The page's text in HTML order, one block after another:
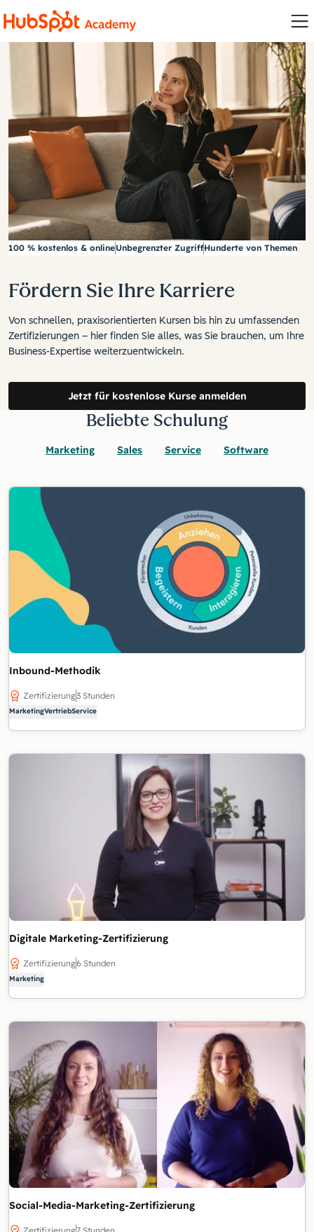
100 % kostenlos & onlineUnbegrenzter ZugriffHunderte von Themen
Fördern Sie Ihre Karriere
Von schnellen, praxisorientierten Kursen bis hin zu umfassenden
Zertifizierungen – hier finden Sie alles, was Sie brauchen, um Ihre
Business-Expertise weiterzuentwickeln.
Jetzt für kostenlose Kurse anmelden
Beliebte Schulung
Marketing Sales Service Software
Inbound-Methodik
Zertifizierung3 Stunden
MarketingVertriebService
Digitale Marketing-Zertifizierung
Zertifizierung6 Stunden
Marketing
Social-Media-Marketing-Zertifizierung